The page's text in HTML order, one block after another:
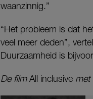
waanzinnig.”
“Het probleem is dat
veel meer deden”,
Duurzaamheid is
De filmAll inclusive met